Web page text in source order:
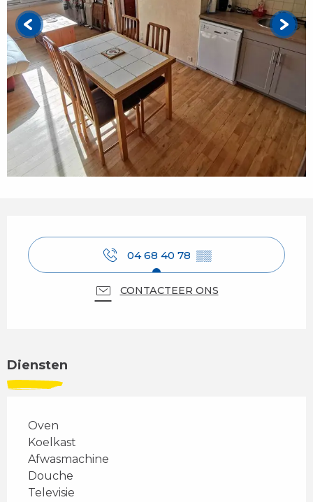
04 68 40 78 ▒▒
CONTACTEER ONS
Diensten
Oven
Koelkast
Afwasmachine
Douche
Televisie